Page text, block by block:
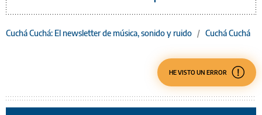
Cuchá Cuchá: El newsletter de música, sonido y ruido / Cuchá Cuchá
HE VISTO UN ERROR